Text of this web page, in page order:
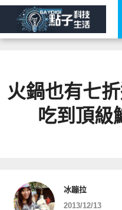
火鍋也有七
吃到頂級
冰蹦拉
2013/12/13